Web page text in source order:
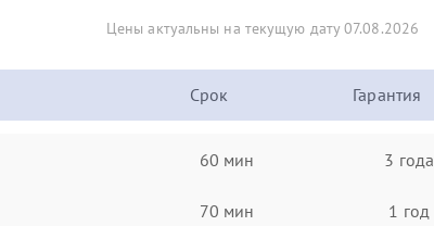
Цены актуальны на текущую дату 07.08.2026
Срок Гарантия
60 мин 3 года
70 мин 1 год